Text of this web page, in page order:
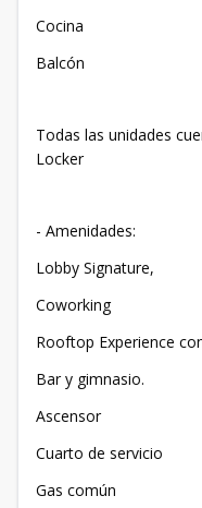
Cocina
Balcón
Todas las unidades
Locker
- Amenidades:
Lobby Signature,
Coworking
Rooftop Experience
Bar y gimnasio.
Ascensor
Cuarto de servicio
⁠Gas común